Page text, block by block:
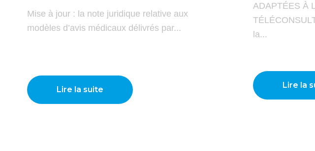
Mise à jour : la note juridique relative aux
modèles d’avis médicaux délivrés par...
Lire la suite
ADAPTÉES À
la...
Lire la